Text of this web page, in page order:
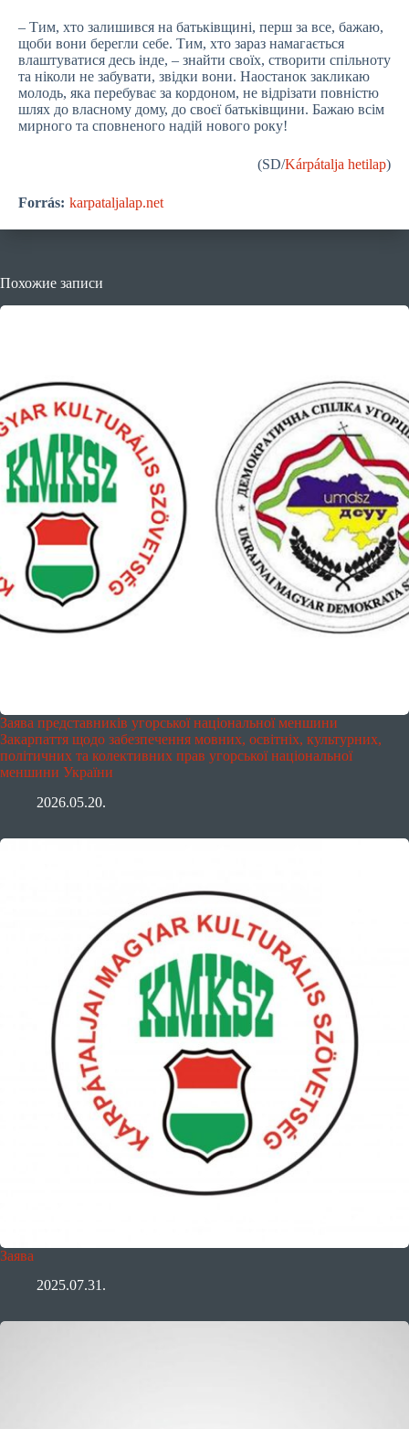
– Тим, хто залишився на батьківщині, перш за все, бажаю,
щоби вони берегли себе. Тим, хто зараз намагається
влаштуватися десь інде, – знайти своїх, створити спільноту
та ніколи не забувати, звідки вони. Наостанок закликаю
молодь, яка перебуває за кордоном, не відрізати повністю
шлях до власному дому, до своєї батьківщини. Бажаю всім
мирного та сповненого надій нового року!
(SD/Kárpátalja hetilap)
Forrás: karpataljalap.net
Похожие записи
Заява представників угорської національної меншини
Закарпаття щодо забезпечення мовних, освітніх, культурних,
політичних та колективних прав угорської національної
меншини України
2026.05.20.
Заява
2025.07.31.